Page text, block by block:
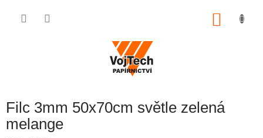
Filc 3mm 50x70cm světle zelená
melange